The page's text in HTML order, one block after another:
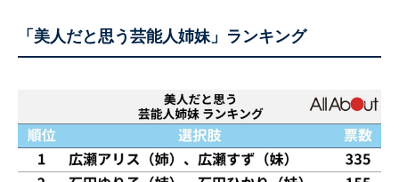
「美人だと思う芸能人姉妹」ランキング